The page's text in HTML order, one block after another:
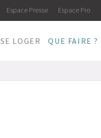
Espace Presse Espace Pro
SE LOGER QUE FAIRE ?